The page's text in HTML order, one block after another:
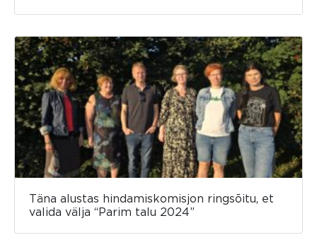
Täna alustas hindamiskomisjon ringsõitu, et
valida välja “Parim talu 2024”